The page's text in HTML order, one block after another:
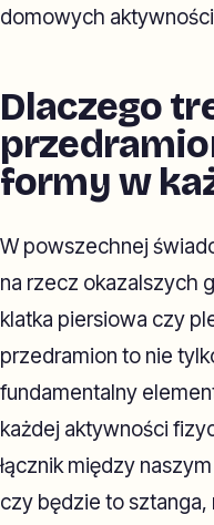
domowych
Dlaczego
formy w
W powszechnej
na rzecz okazalszych
klatka piersiowa czy
przedramion to nie
fundamentalny
każdej aktywności
łącznik między
czy będzie to